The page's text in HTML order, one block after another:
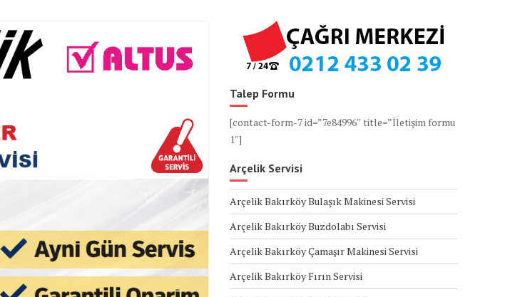
Talep Formu
[contact-form-7 id=”7e84996″ title=”İletişim formu
1″]
Arçelik Servisi
Arçelik Bakırköy Bulaşık Makinesi Servisi
Arçelik Bakırköy Buzdolabı Servisi
Arçelik Bakırköy Çamaşır Makinesi Servisi
Arçelik Bakırköy Fırın Servisi